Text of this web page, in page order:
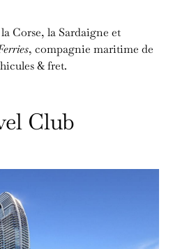
Corse, la Sardaigne et
, compagnie maritime de
& fret.
Club